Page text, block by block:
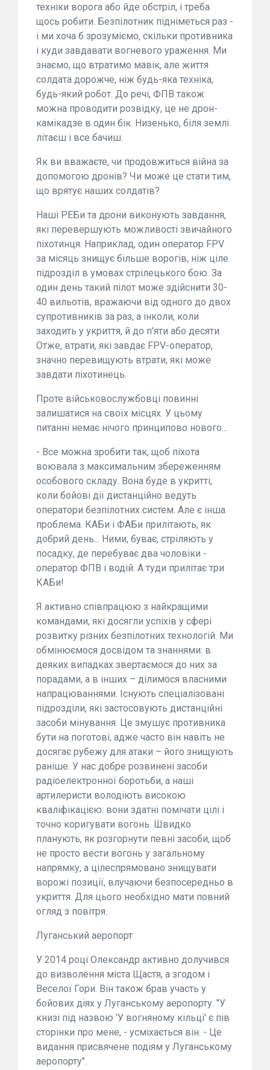
техніки ворога або йде обстріл, і треба
щось робити. Безпілотник підніметься раз -
і ми хоча б зрозуміємо, скільки противника
і куди завдавати вогневого ураження. Ми
знаємо, що втратимо мавік, але життя
солдата дорожче, ніж будь-яка техніка,
будь-який робот. До речі, ФПВ також
можна проводити розвідку, це не дрон-
камікадзе в один бік. Низенько, біля землі
літаєш і все бачиш.
Як ви вважаєте, чи продовжиться війна за
допомогою дронів? Чи може це стати тим,
що врятує наших солдатів?
Наші РЕБи та дрони виконують завдання,
які перевершують можливості звичайного
піхотинця. Наприклад, один оператор FPV
за місяць знищує більше ворогів, ніж ціле
підрозділ в умовах стрілецького бою. За
один день такий пілот може здійснити 30-
40 вильотів, вражаючи від одного до двох
супротивників за раз, а інколи, коли
заходить у укриття, й до п'яти або десяти.
Отже, втрати, які завдає FPV-оператор,
значно перевищують втрати, які може
завдати піхотинець.
Проте військовослужбовці повинні
залишатися на своїх місцях. У цьому
питанні немає нічого принципово нового...
- Все можна зробити так, щоб піхота
воювала з максимальним збереженням
особового складу. Вона буде в укритті,
коли бойові дії дистанційно ведуть
оператори безпілотних систем. Але є інша
проблема. КАБи і ФАБи прилітають, як
добрий день... Ними, буває, стріляють у
посадку, де перебуває два чоловіки -
оператор ФПВ і водій. А туди прилітає три
КАБи!
Я активно співпрацюю з найкращими
командами, які досягли успіхів у сфері
розвитку різних безпілотних технологій. Ми
обмінюємося досвідом та знаннями: в
деяких випадках звертаємося до них за
порадами, а в інших – ділимося власними
напрацюваннями. Існують спеціалізовані
підрозділи, які застосовують дистанційні
засоби мінування. Це змушує противника
бути на поготові, адже часто він навіть не
досягає рубежу для атаки – його знищують
раніше. У нас добре розвинені засоби
радіоелектронної боротьби, а наші
артилеристи володіють високою
кваліфікацією: вони здатні помічати цілі і
точно коригувати вогонь. Швидко
планують, як розгорнути певні засоби, щоб
не просто вести вогонь у загальному
напрямку, а цілеспрямовано знищувати
ворожі позиції, влучаючи безпосередньо в
укриття. Для цього необхідно мати повний
огляд з повітря.
Луганський аеропорт
У 2014 році Олександр активно долучився
до визволення міста Щастя, а згодом і
Веселої Гори. Він також брав участь у
бойових діях у Луганському аеропорту. "У
книзі під назвою 'У вогняному кільці' є пів
сторінки про мене, - усміхається він. - Це
видання присвячене подіям у Луганському
аеропорту".